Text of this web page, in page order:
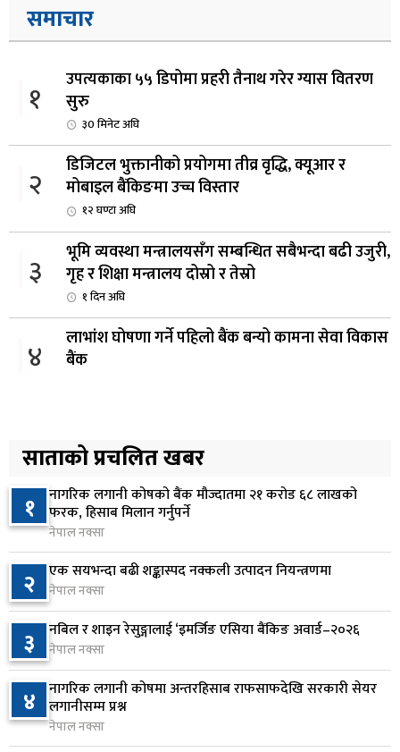
समाचार
१
उपत्यकाका ५५ डिपोमा प्रहरी तैनाथ गरेर ग्यास वितरण
सुरु
३0 मिनेट अघि
२
डिजिटल भुक्तानीको प्रयोगमा तीव्र वृद्धि, क्यूआर र
मोबाइल बैंकिङमा उच्च विस्तार
१२ घण्टा अघि
३
भूमि व्यवस्था मन्त्रालयसँग सम्बन्धित सबैभन्दा बढी उजुरी,
गृह र शिक्षा मन्त्रालय दोस्रो र तेस्रो
१ दिन अघि
४
लाभांश घोषणा गर्ने पहिलो बैंक बन्यो कामना सेवा विकास
बैंक
५
विरोध
२ दिन अघि
६
कोइराला निवास मर्मतका लागि छुट्याइएको २ करोड
बजेट शेखरद्धारा लिन अस्वीकार
२ दिन अघि
७
रूकुम पश्चिममा प्रहरीको गाडीले मोटरसाइकललाई
ठक्कर दिँदा किशोरको मृत्यु
२ दिन अघि
८
प्रतिनिधिसभा बैठक बस्दै , पाँच विधेयक र प्रतिवेदन
प्रस्तुत हुने
२ दिन अघि
साताको प्रचलित खबर
१ नागरिक लगानी कोषको बैंक मौज्दातमा २१ करोड ६८ लाखको
फरक, हिसाब मिलान गर्नुपर्ने
नेपाल नक्सा
२ एक सयभन्दा बढी शङ्कास्पद नक्कली उत्पादन नियन्त्रणमा
नेपाल नक्सा
३ नबिल र शाइन रेसुङ्गालाई ‘इमर्जिङ एसिया बैंकिङ अवार्ड–२०२६
नेपाल नक्सा
४ नागरिक लगानी कोषमा अन्तरहिसाब राफसाफदेखि सरकारी सेयर
लगानीसम्म प्रश्न
नेपाल नक्सा